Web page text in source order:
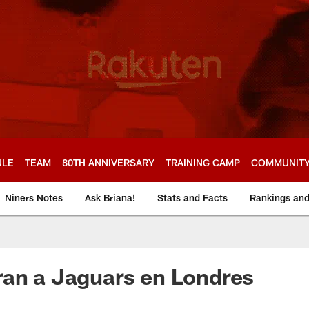
TEAM 80TH ANNIVERSARY TRAINING CAMP
Niners Notes Ask Briana! Stats and Facts Rankings
a Jaguars en Londres